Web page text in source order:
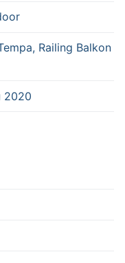
Railing Balkon
2020